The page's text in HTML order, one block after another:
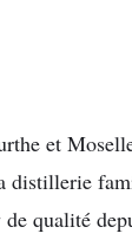
et
distillerie
qualité